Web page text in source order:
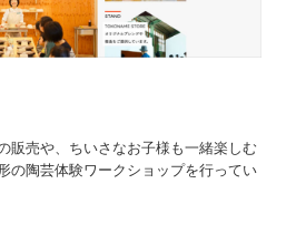
販売や、ちいさなお子様も一緒楽しむ
の陶芸体験ワークショップを行ってい